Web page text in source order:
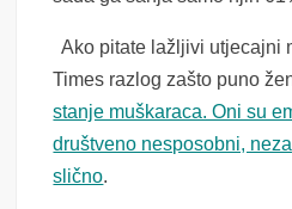
Ako pitate lažljivi utjecajni
Times razlog zašto puno
stanje muškaraca. Oni su
društveno nesposobni,
slično.